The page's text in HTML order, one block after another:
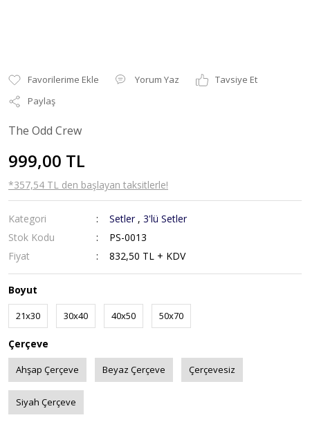
Yorum Yaz
Tavsiye Et
Paylaş
The Odd Crew
999,00 TL
*357,54 TL den başlayan taksitlerle!
Kategori Setler ,3'lü Setler
Stok Kodu
PS-0013
Fiyat
832,50 TL + KDV
Boyut
21x30 30x40 40x50 50x70
Çerçeve
Ahşap Çerçeve Beyaz Çerçeve Çerçevesiz
Siyah Çerçeve